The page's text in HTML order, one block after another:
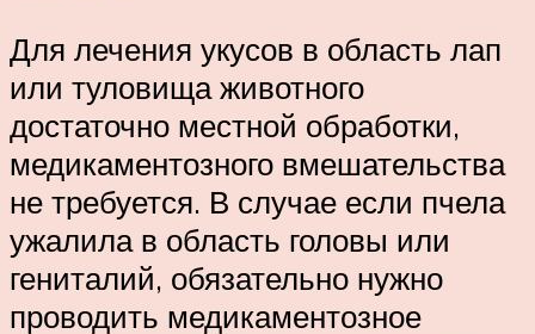
Для лечения укусов в область лап
или туловища животного
достаточно местной обработки,
медикаментозного вмешательства
не требуется. В случае если пчела
ужалила в область головы или
гениталий, обязательно нужно
проводить медикаментозное